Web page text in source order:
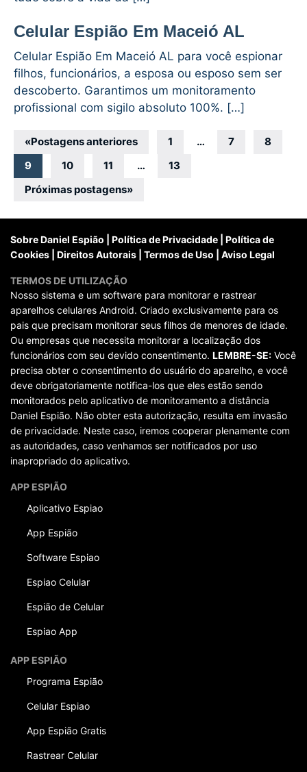
Celular Espião Em Maceió AL
Celular Espião Em Maceió AL para você espionar
filhos, funcionários, a esposa ou esposo sem ser
descoberto. Garantimos um monitoramento
profissional com sigilo absoluto 100%. […]
Navegação
por
posts
«Postagens anteriores 1 … 7
8
9
10 11 …
13
Próximas postagens»
Sobre Daniel Espião Política de Privacidade
Política de
Cookies
Direitos Autorais Termos de Uso Aviso Legal
TERMOS DE UTILIZAÇÃO
Nosso sistema e um software para monitorar e rastrear
aparelhos celulares Android. Criado exclusivamente para os
pais que precisam monitorar seus filhos de menores de idade.
Ou empresas que necessita monitorar a localização dos
funcionários com seu devido consentimento. LEMBRE-SE: Você
precisa obter o consentimento do usuário do aparelho, e você
deve obrigatoriamente notifica-los que eles estão sendo
monitorados pelo aplicativo de monitoramento a distância
Daniel Espião. Não obter esta autorização, resulta em invasão
de privacidade. Neste caso, iremos cooperar plenamente com
as autoridades, caso venhamos ser notificados por uso
inapropriado do aplicativo.
APP ESPIÃO
Aplicativo Espiao
App Espião
Software Espiao
Espiao Celular
Espião de Celular
Espiao App
APP ESPIÃO
Programa Espião
Celular Espiao
App Espião Gratis
Rastrear Celular